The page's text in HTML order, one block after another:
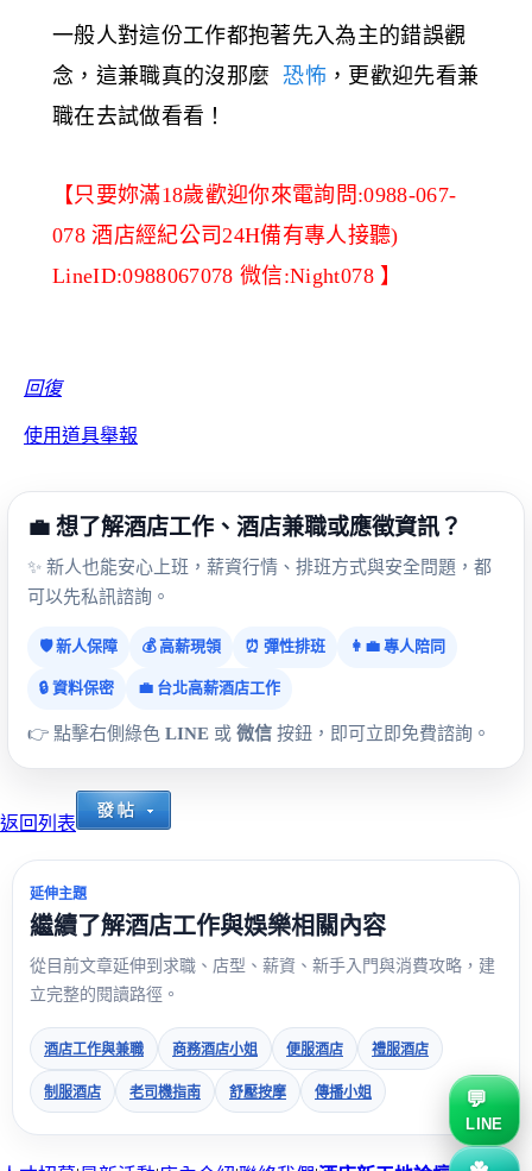
一般人對這份工作都抱著先入為主的錯誤觀
念，這兼職真的沒那麼
恐怖 ，更歡迎先看兼
職在去試做看看！
【只要妳滿18歲歡迎你來電詢問:0988-067-
078 酒店經紀公司24H備有專人接聽)
LineID:0988067078 微信:Night078 】
回復
使用道具舉報
💼 想了解酒店工作、酒店兼職或應徵資訊？
✨ 新人也能安心上班，薪資行情、排班方式與安全問題，都
可以先私訊諮詢。
🛡️ 新人保障 💰 高薪現領 ⏰ 彈性排班 👩‍💼 專人陪同
🔒 資料保密 💼 台北高薪酒店工作
👉 點擊右側綠色 LINE 或 微信 按鈕，即可立即免費諮詢。
返回列表
延伸主題
繼續了解酒店工作與娛樂相關內容
從目前文章延伸到求職、店型、薪資、新手入門與消費攻略，建
立完整的閱讀路徑。
酒店工作與兼職 商務酒店小姐 便服酒店 禮服酒店
制服酒店 老司機指南 舒壓按摩 傳播小姐
LINE